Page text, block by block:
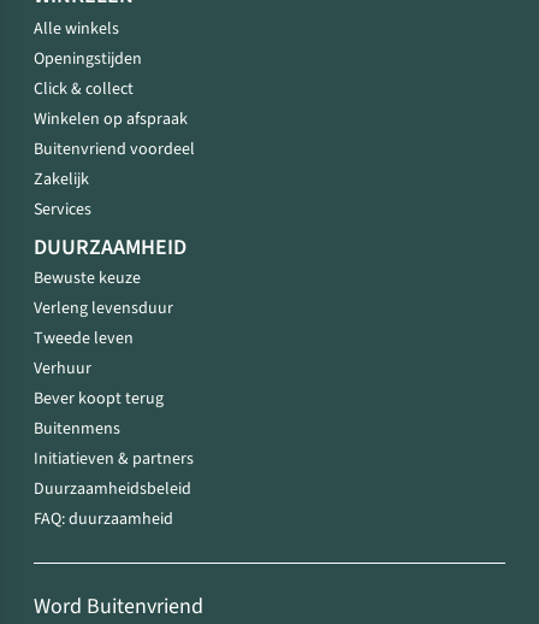
Alle winkels
Openingstijden
Click & collect
Winkelen op afspraak
Buitenvriend voordeel
Zakelijk
Services
DUURZAAMHEID
Bewuste keuze
Verleng levensduur
Tweede leven
Verhuur
Bever koopt terug
Buitenmens
Initiatieven & partners
Duurzaamheidsbeleid
FAQ: duurzaamheid
Word Buitenvriend